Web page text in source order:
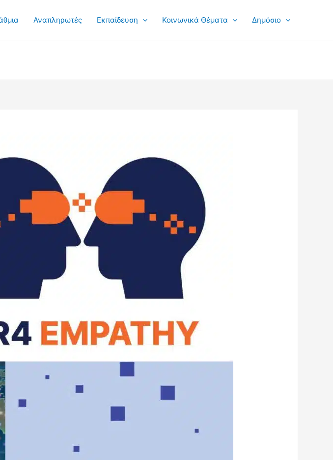
Αναπληρωτές Εκπαίδευση Κοινωνικά Θέματα Δημόσιο